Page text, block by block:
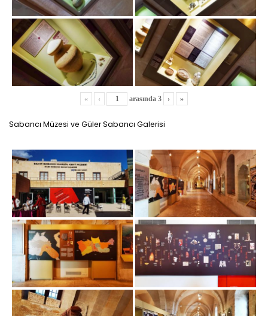
« ‹ arasında 3 › »
Sabancı Müzesi ve Güler Sabancı Galerisi